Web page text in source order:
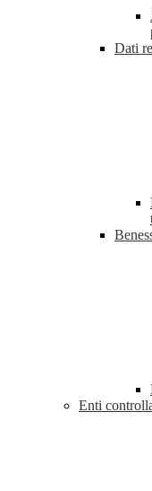
Dati
Enti